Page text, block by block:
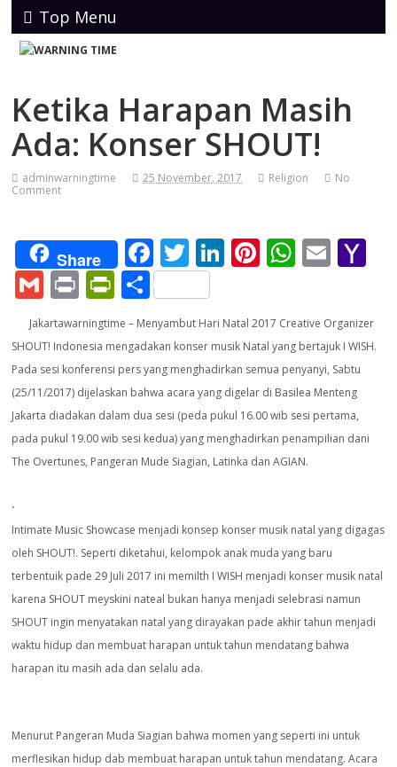
Top Menu
Ketika Harapan Masih
Ada: Konser SHOUT!
adminwarningtime 25 November, 2017 Religion
No
Comment
Share F
ac
e
b
o
o
k
T
w
itt
er
Li
e
dI
n
Pi
e
st
W
s
A
p
p
E
l o
l
G
m
ai
l
Pr
in
t
Pr
in
tF
ri
e
n
dl
S
h
ar
e
Jakartawarningtime – Menyambut Hari Natal 2017 Creative Organizer
SHOUT! Indonesia mengadakan konser musik Natal yang bertajuk I WISH.
Pada sesi konferensi pers yang menghadirkan semua penyanyi, Sabtu
(25/11/2017) dijelaskan bahwa acara yang digelar di Basilea Menteng
Jakarta diadakan dalam dua sesi (peda pukul 16.00 wib sesi pertama,
pada pukul 19.00 wib sesi kedua) yang menghadirkan penampilian dani
The Overtunes, Pangeran Mude Siagian, Latinka dan AGIAN.
⋅
Intimate Music Showcase menjadi konsep konser musik natal yang digagas
oleh SHOUT!. Seperti diketahui, kelompok anak muda yang baru
terbentuik pade 29 Juli 2017 ini memilth I WISH menjadi konser musik natal
karena SHOUT meyskini nateal bukan hanya menjadi selebrasi namun
SHOUT ingin menyatakan natal yang dirayakan pade akhir tahun menjadi
waktu hidup dan membuat harapan untuk tahun mendatang bahwa
harapan itu masih ada dan selalu ada.
Menurut Pangeran Muda Siagian bahwa momen yang seperti ini untuk
merflesikan hidup dab membuat harapan untuk tahun mendatang. Acara